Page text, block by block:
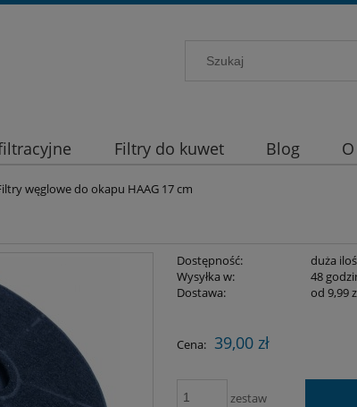
Filtry do kuwet Blog
węglowe do okapu HAAG 17 cm
Dostępność:
duża
Wysyłka w:
48
Dostawa:
od 9,99
Cena: 39,00 zł
zestaw